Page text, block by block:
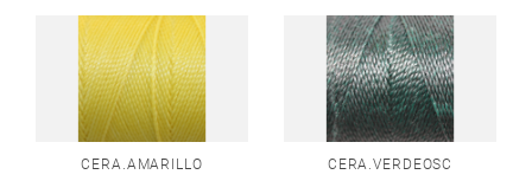
CERA.AMARILLO CERA.VERDEOSC